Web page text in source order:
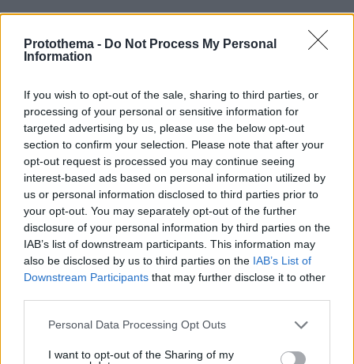
Protothema - Do Not Process My Personal
Information
If you wish to opt-out of the sale, sharing to third parties, or
processing of your personal or sensitive information for
targeted advertising by us, please use the below opt-out
section to confirm your selection. Please note that after your
opt-out request is processed you may continue seeing
interest-based ads based on personal information utilized by
us or personal information disclosed to third parties prior to
your opt-out. You may separately opt-out of the further
disclosure of your personal information by third parties on the
IAB’s list of downstream participants. This information may
also be disclosed by us to third parties on the IAB’s List of
Downstream Participants that may further disclose it to other
Please note that this website/app uses one or more Google
not limited to your visit or usage behaviour. You may click to
Personal Data Processing Opt Outs
I want to opt-out of the Sharing of my
Αριστερά», αυτή οφείλει «να επεξεργαστεί
παραγωγική ανασυγκρότηση και τη θεσμική
ανασύνταξη της χώρας», ενώ η πολιτική
οικολογία προτείνεται «να ενσωματωθεί στον
πυρήνα ενός νέου μοντέλου ανάπτυξης που θα
συνδυάζει βιωσιμότητα, ενεργειακή ασφάλεια
και κοινωνική δικαιοσύνη».
Απαντώντας, παράλληλα, στο ερώτημα «τι
είναι και τι θέλει η Κυβερνώσα Αριστερά»,
κατά το «Μανιφέστο» του Ινστιτούτου Τσίπρα,
αυτή θα πρέπει:
➢ Δίνει προτεραιότητα στην ενίσχυση του